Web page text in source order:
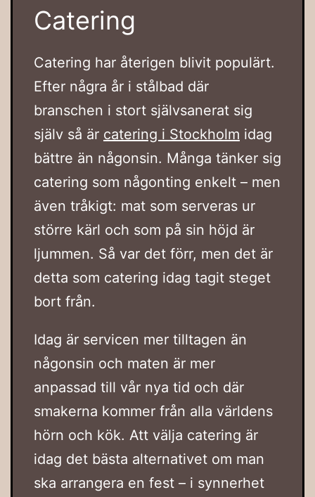
Catering
Catering har återigen blivit populärt.
Efter några år i stålbad där
branschen i stort självsanerat sig
själv så är catering i Stockholm idag
bättre än någonsin. Många tänker sig
catering som någonting enkelt – men
även tråkigt: mat som serveras ur
större kärl och som på sin höjd är
ljummen. Så var det förr, men det är
detta som catering idag tagit steget
bort från.
Idag är servicen mer tilltagen än
någonsin och maten är mer
anpassad till vår nya tid och där
smakerna kommer från alla världens
hörn och kök. Att välja catering är
idag det bästa alternativet om man
ska arrangera en fest – i synnerhet